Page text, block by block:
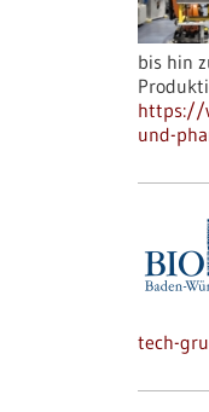
bis hin
https://
und-
tech-